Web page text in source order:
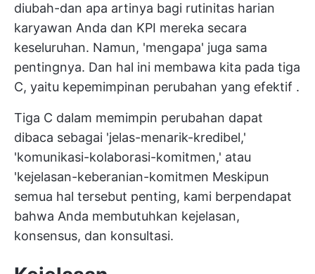
diubah-dan apa artinya bagi rutinitas harian
karyawan Anda dan KPI mereka secara
keseluruhan. Namun, 'mengapa' juga sama
pentingnya. Dan hal ini membawa kita pada tiga
C, yaitu kepemimpinan perubahan yang efektif .
Tiga C dalam memimpin perubahan dapat
dibaca sebagai 'jelas-menarik-kredibel,'
'komunikasi-kolaborasi-komitmen,' atau
'kejelasan-keberanian-komitmen Meskipun
semua hal tersebut penting, kami berpendapat
bahwa Anda membutuhkan kejelasan,
konsensus, dan konsultasi.